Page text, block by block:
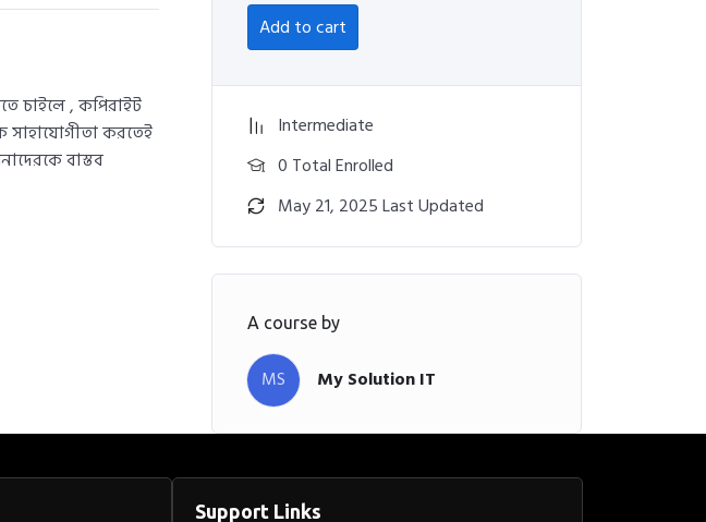
, কপিরাইট
করতেই
বাস্তব
Add to cart
Intermediate
0 Total Enrolled
May 21, 2025 Last Updated
A course by
MS My Solution IT
Support Links